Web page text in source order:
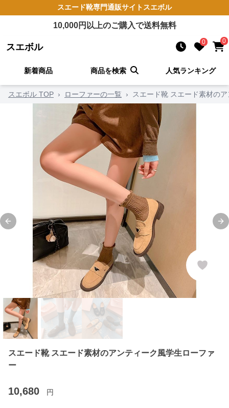
スエード靴専門通販サイト スエボル
10,000円以上のご購入で送料無料
スエボル 0 0
新着商品 商品を検索 人気ランキング
スエボル TOP › ローファーの一覧 › スエード靴 スエード素材の
Previous slide
スエード靴 スエード素材のアンティーク風学生ローファ
ー
10,680 円